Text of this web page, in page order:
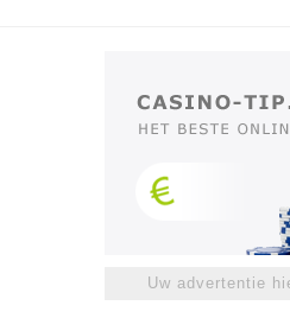
Uw advertentie